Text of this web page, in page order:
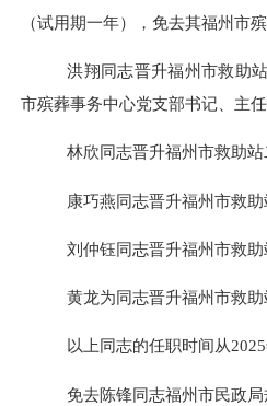
（试用期一年），免去其福州市
洪翔同志晋升福州市救助
市殡葬事务中心党支部书记、主任
林欣同志晋升福州市救助站
康巧燕同志晋升福州市救助
刘仲钰同志晋升福州市救助
黄龙为同志晋升福州市救助
以上同志的任职时间从2025
免去陈锋同志福州市民政局